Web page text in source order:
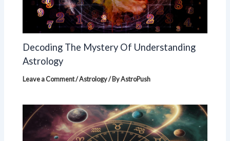
Decoding The Mystery Of Understanding
Astrology
Leave a Comment/Astrology/ ByAstroPush